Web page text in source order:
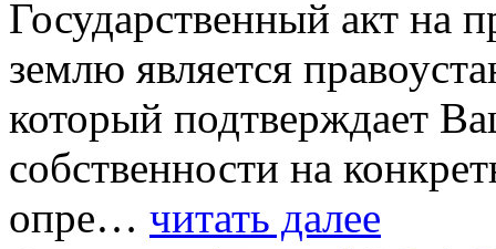
Государственный акт на
землю является
который подтверждает
собственности на
опре… читать далее